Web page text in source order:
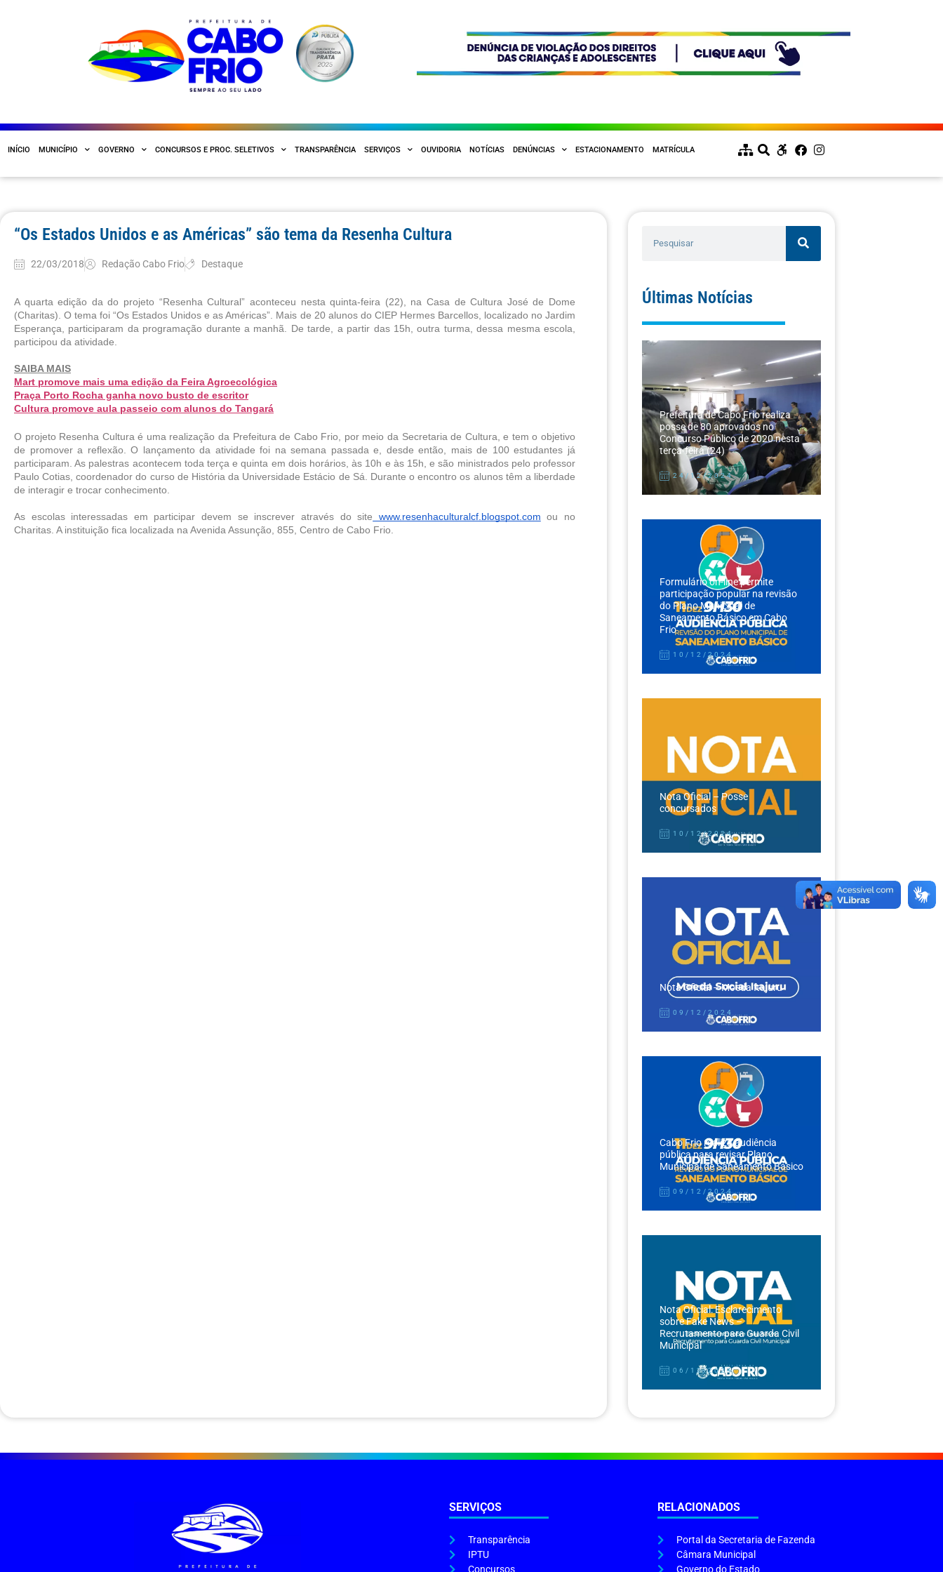
INÍCIO MUNICÍPIO GOVERNO CONCURSOS E PROC. SELETIVOS TRANSPARÊNCIA SERVIÇOS OUVIDORIA NOTÍCIAS DENÚNCIAS ESTACIONAMENTO MATRÍCULA
“Os Estados Unidos e as Américas” são tema da Resenha Cultura
22/03/2018 Redação Cabo Frio Destaque
A quarta edição da do projeto “Resenha Cultural” aconteceu nesta quinta-feira (22), na Casa de Cultura José de Dome
(Charitas). O tema foi “Os Estados Unidos e as Américas”. Mais de 20 alunos do CIEP Hermes Barcellos, localizado no Jardim
Esperança, participaram da programação durante a manhã. De tarde, a partir das 15h, outra turma, dessa mesma escola,
participou da atividade.
SAIBA MAIS
Mart promove mais uma edição da Feira Agroecológica
Praça Porto Rocha ganha novo busto de escritor
Cultura promove aula passeio com alunos do Tangará
O projeto Resenha Cultura é uma realização da Prefeitura de Cabo Frio, por meio da Secretaria de Cultura, e tem o objetivo
de promover a reflexão. O lançamento da atividade foi na semana passada e, desde então, mais de 100 estudantes já
participaram. As palestras acontecem toda terça e quinta em dois horários, às 10h e às 15h, e são ministrados pelo professor
Paulo Cotias, coordenador do curso de História da Universidade Estácio de Sá. Durante o encontro os alunos têm a liberdade
de interagir e trocar conhecimento.
As escolas interessadas em participar devem se inscrever através do site www.resenhaculturalcf.blogspot.com ou no
Charitas. A instituição fica localizada na Avenida Assunção, 855, Centro de Cabo Frio.
Últimas Notícias
Prefeitura de Cabo Frio realiza
posse de 80 aprovados no
Concurso Público de 2020 nesta
terça-feira (24)
24/12/2024
Formulário on-line permite
participação popular na revisão
do Plano Municipal de
Saneamento Básico em Cabo
Frio
10/12/2024
Nota Oficial – Posse
concursados
10/12/2024
Nota Oficial – Moeda Itajuru
09/12/2024
Cabo Frio realiza audiência
pública para revisar Plano
Municipal de Saneamento Básico
09/12/2024
Nota Oficial: Esclarecimento
sobre Fake News –
Recrutamento para Guarda Civil
Municipal
06/12/2024
SERVIÇOS
Transparência
IPTU
Concursos
RELACIONADOS
Portal da Secretaria de Fazenda
Câmara Municipal
Governo do Estado